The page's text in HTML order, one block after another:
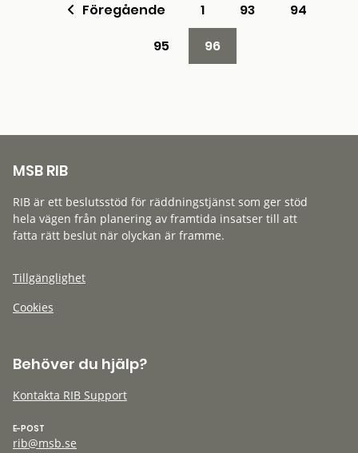
Föregående 1 93
94
95
96
MSB RIB
RIB är ett beslutsstöd för räddningstjänst som ger stöd
hela vägen från planering av framtida insatser till att
fatta rätt beslut när olyckan är framme.
Tillgänglighet
Cookies
Behöver du hjälp?
Kontakta RIB Support
E-POST
rib@msb.se